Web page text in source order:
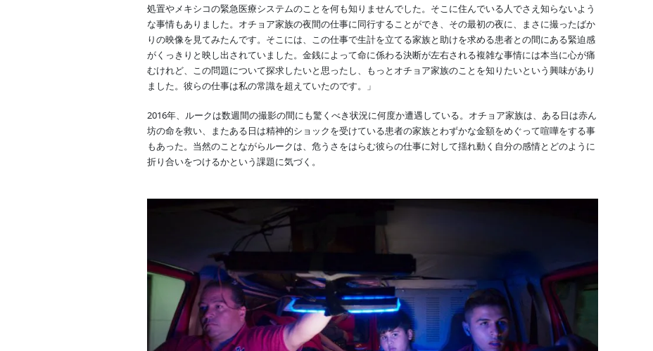
処置やメキシコの緊急医療システムのことを何も知りませんでした。そこに住んでいる人でさえ知らないよう
な事情もありました。オチョア家族の夜間の仕事に同行することができ、その最初の夜に、まさに撮ったばか
りの映像を見てみたんです。そこには、この仕事で生計を立てる家族と助けを求める患者との間にある緊迫感
がくっきりと映し出されていました。金銭によって命に係わる決断が左右される複雑な事情には本当に心が痛
むけれど、この問題について探求したいと思ったし、もっとオチョア家族のことを知りたいという興味があり
ました。彼らの仕事は私の常識を超えていたのです。」
2016年、ルークは数週間の撮影の間にも驚くべき状況に何度か遭遇している。オチョア家族は、ある日は赤ん
坊の命を救い、またある日は精神的ショックを受けている患者の家族とわずかな金額をめぐって喧嘩をする事
もあった。当然のことながらルークは、危うさをはらむ彼らの仕事に対して揺れ動く自分の感情とどのように
折り合いをつけるかという課題に気づく。